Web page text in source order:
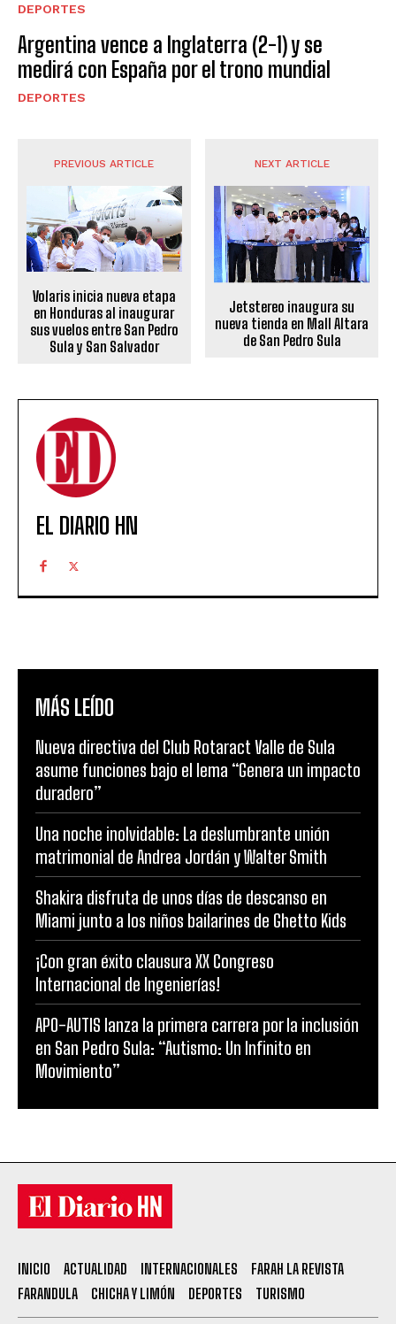
DEPORTES
Argentina vence a Inglaterra (2-1) y se
medirá con España por el trono mundial
DEPORTES
PREVIOUS ARTICLE
Volaris inicia nueva etapa
en Honduras al inaugurar
sus vuelos entre San Pedro
Sula y San Salvador
NEXT ARTICLE
Jetstereo inaugura su
nueva tienda en Mall Altara
de San Pedro Sula
EL DIARIO HN
MÁS LEÍDO
Nueva directiva del Club Rotaract Valle de Sula
asume funciones bajo el lema “Genera un impacto
duradero”
Una noche inolvidable: La deslumbrante unión
matrimonial de Andrea Jordán y Walter Smith
Shakira disfruta de unos días de descanso en
Miami junto a los niños bailarines de Ghetto Kids
¡Con gran éxito clausura XX Congreso
Internacional de Ingenierías!
APO-AUTIS lanza la primera carrera por la inclusión
en San Pedro Sula: “Autismo: Un Infinito en
Movimiento”
INICIO ACTUALIDAD INTERNACIONALES
FARAH LA REVISTA
FARANDULA
CHICHA Y LIMÓN DEPORTES TURISMO